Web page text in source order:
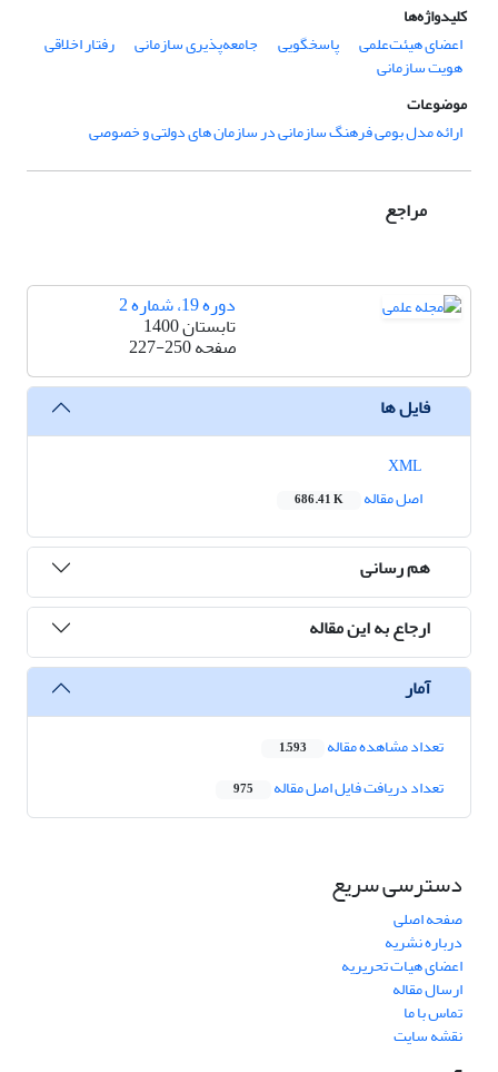
کلیدواژه‌ها
اعضای هیئت‌علمی
پاسخگویی جامعه‌پذیری سازمانی رفتار اخلاقی
هویت سازمانی
موضوعات
ارائه مدل بومی فرهنگ سازمانی در سازمان های دولتی و خصوصی
مراجع
دوره 19، شماره 2
تابستان 1400
صفحه227-250
فایل ها
اصل مقاله
686.41 K
هم رسانی
ارجاع به این مقاله
آمار
تعداد مشاهده مقاله 1,593
تعداد دریافت فایل اصل مقاله 975
دسترسی سریع
صفحه اصلی
درباره نشریه
اعضای هیات تحریریه
ارسال مقاله
تماس با ما
نقشه سایت